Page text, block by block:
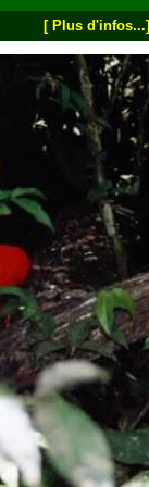
[ Plus d'infos...]